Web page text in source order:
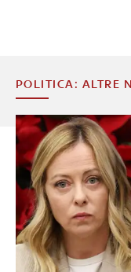
POLITICA: ALTRE